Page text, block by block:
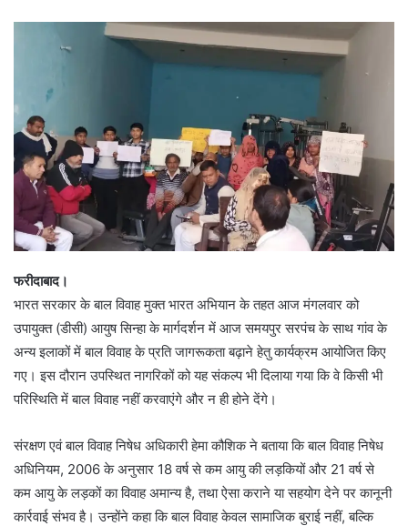
फरीदाबाद।
भारत सरकार के बाल विवाह मुक्त भारत अभियान के तहत आज मंगलवार को
उपायुक्त (डीसी) आयुष सिन्हा के मार्गदर्शन में आज समयपुर सरपंच के साथ गांव के
अन्य इलाकों में बाल विवाह के प्रति जागरूकता बढ़ाने हेतु कार्यक्रम आयोजित किए
गए। इस दौरान उपस्थित नागरिकों को यह संकल्प भी दिलाया गया कि वे किसी भी
परिस्थिति में बाल विवाह नहीं करवाएंगे और न ही होने देंगे।
संरक्षण एवं बाल विवाह निषेध अधिकारी हेमा कौशिक ने बताया कि बाल विवाह निषेध
अधिनियम, 2006 के अनुसार 18 वर्ष से कम आयु की लड़कियों और 21 वर्ष से
कम आयु के लड़कों का विवाह अमान्य है, तथा ऐसा कराने या सहयोग देने पर कानूनी
कार्रवाई संभव है। उन्होंने कहा कि बाल विवाह केवल सामाजिक बुराई नहीं, बल्कि